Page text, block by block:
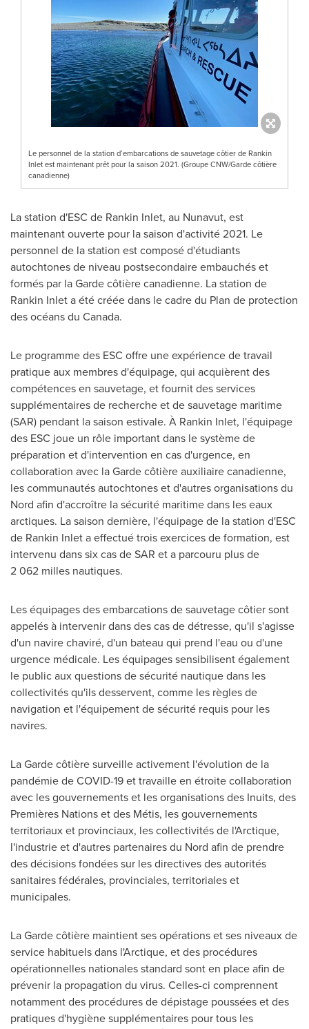
Le personnel de la station d’embarcations de sauvetage côtier de Rankin
Inlet est maintenant prêt pour la saison 2021. (Groupe CNW/Garde côtière
canadienne)
La station d'ESC de Rankin Inlet, au Nunavut, est
maintenant ouverte pour la saison d'activité 2021. Le
personnel de la station est composé d'étudiants
autochtones de niveau postsecondaire embauchés et
formés par la Garde côtière canadienne. La station de
Rankin Inleta été créée dans le cadre du Plan de protection
des océans du Canada.
Le programme des ESC offre une expérience de travail
pratique aux membres d'équipage, qui acquièrent des
compétences en sauvetage, et fournit des services
supplémentaires de recherche et de sauvetage maritime
(SAR) pendant la saison estivale. À Rankin Inlet, l'équipage
des ESC joue un rôle important dans le système de
préparation et d'intervention en cas d'urgence, en
collaboration avec la Garde côtière auxiliaire canadienne,
les communautés autochtones et d'autres organisations du
Nord afin d'accroître la sécurité maritime dans les eaux
arctiques. La saison dernière, l'équipage de la station d'ESC
de Rankin Inleta effectué trois exercices de formation, est
intervenu dans six cas de SAR et a parcouru plus de
2 062 milles nautiques.
Les équipages des embarcations de sauvetage côtier sont
appelés à intervenir dans des cas de détresse, qu'il s'agisse
d'un navire chaviré, d'un bateau qui prend l'eau ou d'une
urgence médicale. Les équipages sensibilisent également
le public aux questions de sécurité nautique dans les
collectivités qu'ils desservent, comme les règles de
navigation et l'équipement de sécurité requis pour les
navires.
La Garde côtière surveille activement l'évolution de la
pandémie de COVID-19 et travaille en étroite collaboration
avec les gouvernements et les organisations des Inuits, des
Premières Nations et des Métis, les gouvernements
territoriaux et provinciaux, les collectivités de l'Arctique,
l'industrie et d'autres partenaires du Nord afin de prendre
des décisions fondées sur les directives des autorités
sanitaires fédérales, provinciales, territoriales et
municipales.
La Garde côtière maintient ses opérations et ses niveaux de
service habituels dans l'Arctique, et des procédures
opérationnelles nationales standard sont en place afin de
prévenir la propagation du virus. Celles-ci comprennent
notamment des procédures de dépistage poussées et des
pratiques d'hygiène supplémentaires pour tous les